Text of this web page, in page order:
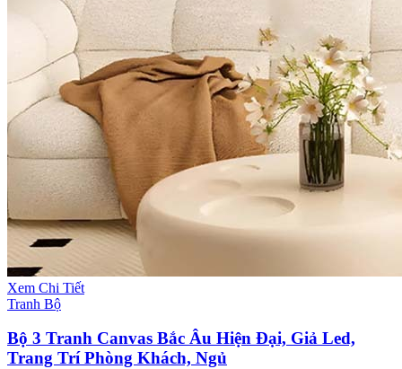
Xem Chi Tiết
Tranh Bộ
Bộ 3 Tranh Canvas Bắc Âu Hiện Đại, Giả Led,
Trang Trí Phòng Khách, Ngủ